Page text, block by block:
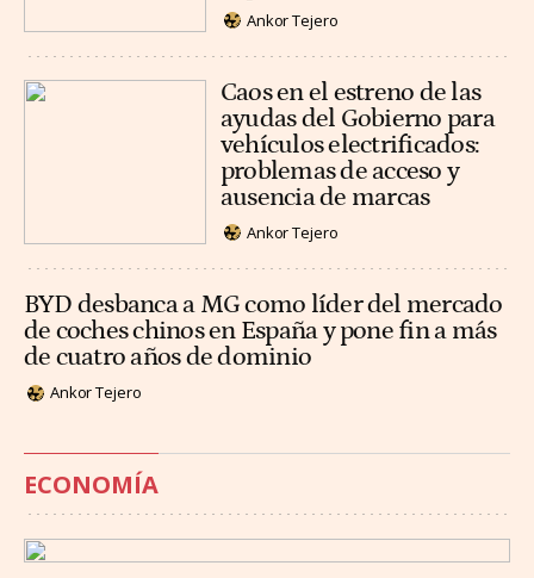
Ankor Tejero
Caos en el estreno de las
ayudas del Gobierno para
vehículos electrificados:
problemas de acceso y
ausencia de marcas
Ankor Tejero
BYD desbanca a MG como líder del mercado
de coches chinos en España y pone fin a más
de cuatro años de dominio
Ankor Tejero
ECONOMÍA